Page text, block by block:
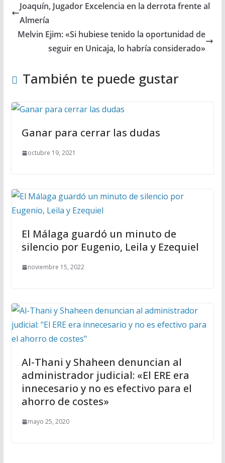
Joaquín, Jugador Excelencia en la derrota frente al
Almería
Melvin Ejim: «Si hubiese tenido la oportunidad de
seguir en Unicaja, lo habría considerado»
También te puede gustar
Ganar para cerrar las dudas
octubre 19, 2021
El Málaga guardó un minuto de
silencio por Eugenio, Leila y Ezequiel
noviembre 15, 2022
Al-Thani y Shaheen denuncian al
administrador judicial: «El ERE era
innecesario y no es efectivo para el
ahorro de costes»
mayo 25, 2020